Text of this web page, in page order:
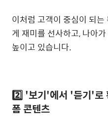
이처럼 고객이 중심이 되
게 재미를 선사하고, 나아
높이고 있습니다.
2️⃣ '보기'에서 '듣기'로
폼 콘텐츠